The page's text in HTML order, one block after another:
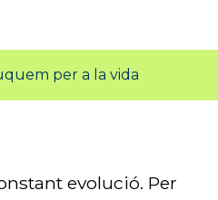
per a la vida
evolució. Per